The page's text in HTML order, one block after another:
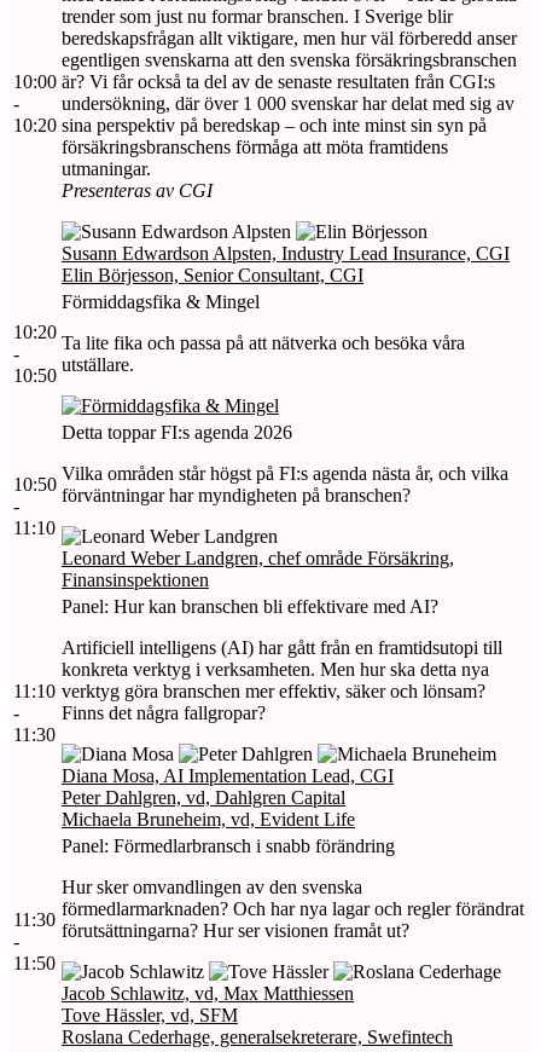
10:00
-
10:20
trender som just nu formar branschen. I Sverige blir
beredskapsfrågan allt viktigare, men hur väl förberedd anser
egentligen svenskarna att den svenska försäkringsbranschen
är? Vi får också ta del av de senaste resultaten från CGI:s
undersökning, där över 1 000 svenskar har delat med sig av
sina perspektiv på beredskap – och inte minst sin syn på
försäkringsbranschens förmåga att möta framtidens
utmaningar.
Presenteras av CGI
Susann Edwardson Alpsten, Industry Lead Insurance, CGI
Elin Börjesson, Senior Consultant, CGI
10:20
-
10:50
Förmiddagsfika & Mingel
Ta lite fika och passa på att nätverka och besöka våra
utställare.
10:50
-
11:10
Detta toppar FI:s agenda 2026
Vilka områden står högst på FI:s agenda nästa år, och vilka
förväntningar har myndigheten på branschen?
Leonard Weber Landgren, chef område Försäkring,
Finansinspektionen
11:10
-
11:30
Panel: Hur kan branschen bli effektivare med AI?
Artificiell intelligens (AI) har gått från en framtidsutopi till
konkreta verktyg i verksamheten. Men hur ska detta nya
verktyg göra branschen mer effektiv, säker och lönsam?
Finns det några fallgropar?
Diana Mosa, AI Implementation Lead, CGI
Peter Dahlgren, vd, Dahlgren Capital
Michaela Bruneheim, vd, Evident Life
11:30
-
11:50
Panel: Förmedlarbransch i snabb förändring
Hur sker omvandlingen av den svenska
förmedlarmarknaden? Och har nya lagar och regler förändrat
förutsättningarna? Hur ser visionen framåt ut?
Jacob Schlawitz, vd, Max Matthiessen
Tove Hässler, vd, SFM
Roslana Cederhage, generalsekreterare, Swefintech